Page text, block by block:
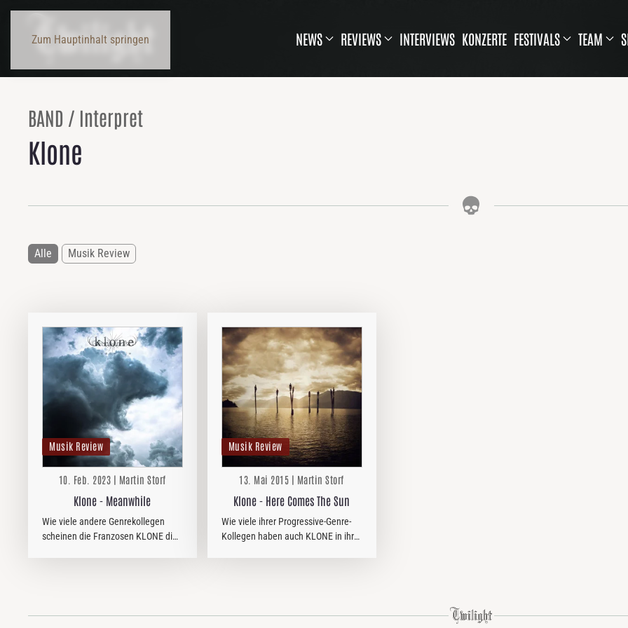
Zum Hauptinhalt springen NEWS REVIEWS INTERVIEWS KONZERTE FESTIVALS TEAM
BAND / Interpret
Klone
Alle Musik Review
Musik Review
10. Feb. 2023 | Martin Storf
Klone - Meanwhile
Wie viele andere Genrekollegen
scheinen die Franzosen KLONE die
Musik Review
13. Mai 2015 | Martin Storf
Klone - Here Comes The Sun
Wie viele ihrer Progressive-Genre-
Kollegen haben auch KLONE in ihrer